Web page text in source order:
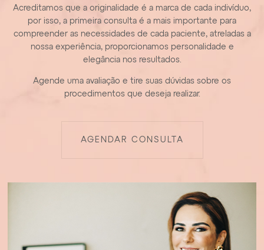
Acreditamos que a originalidade é a marca de cada indivíduo,
por isso, a primeira consulta é a mais importante para
compreender as necessidades de cada paciente, atreladas a
nossa experiência, proporcionamos personalidade e
elegância nos resultados.
Agende uma avaliação e tire suas dúvidas sobre os
procedimentos que deseja realizar.
AGENDAR CONSULTA